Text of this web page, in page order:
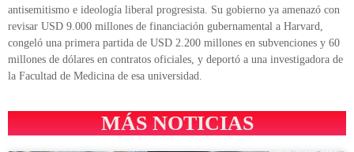
antisemitismo e ideología liberal progresista. Su gobierno ya amenazó con
revisar USD 9.000 millones de financiación gubernamental a Harvard,
congeló una primera partida de USD 2.200 millones en subvenciones y 60
millones de dólares en contratos oficiales, y deportó a una investigadora de
la Facultad de Medicina de esa universidad.
MÁS NOTICIAS